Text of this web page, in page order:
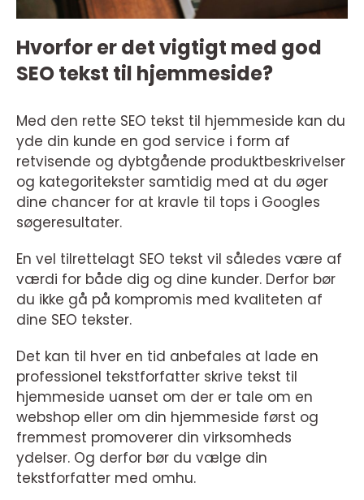
Hvorfor er det vigtigt med god
SEO tekst til hjemmeside?
Med den rette SEO tekst til hjemmeside kan du
yde din kunde en god service i form af
retvisende og dybtgående produktbeskrivelser
og kategoritekster samtidig med at du øger
dine chancer for at kravle til tops i Googles
søgeresultater.
En vel tilrettelagt SEO tekst vil således være af
værdi for både dig og dine kunder. Derfor bør
du ikke gå på kompromis med kvaliteten af
dine SEO tekster.
Det kan til hver en tid anbefales at lade en
professionel tekstforfatter skrive tekst til
hjemmeside uanset om der er tale om en
webshop eller om din hjemmeside først og
fremmest promoverer din virksomheds
ydelser. Og derfor bør du vælge din
tekstforfatter med omhu.